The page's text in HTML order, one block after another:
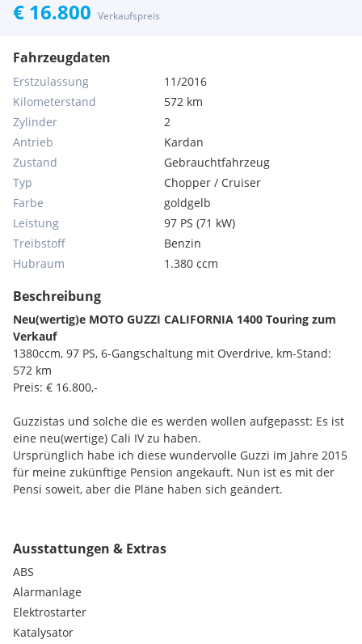
€ 16.800 Verkaufspreis
Fahrzeugdaten
Erstzulassung
11/2016
Kilometerstand
572 km
Zylinder
2
Antrieb
Kardan
Zustand
Gebrauchtfahrzeug
Typ
Chopper / Cruiser
Farbe
goldgelb
Leistung
97 PS (71 kW)
Treibstoff
Benzin
Hubraum
1.380 ccm
Beschreibung
Neu(wertig)e MOTO GUZZI CALIFORNIA 1400 Touring zum
Verkauf
1380ccm, 97 PS, 6-Gangschaltung mit Overdrive, km-Stand:
572 km
Preis: € 16.800,-
Guzzistas und solche die es werden wollen aufgepasst: Es ist
eine neu(wertige) Cali IV zu haben.
Ursprünglich habe ich diese wundervolle Guzzi im Jahre 2015
für meine zukünftige Pension angekauft. Nun ist es mit der
Pensi soweit, aber die Pläne haben sich geändert.
Sonderlackierung mit Blattgold verpasst bekommen und ist
somit einzigartig. Der Wert wurde mir mit € 5.000,- mitgeteilt,
aber irgendeine Lackierung muss sie ja haben, - zählt daher
nicht.
Zusätzlich habe ich das Top-Case mit Rückenlehne
Ausstattungen & Extras
ABS
Alarmanlage
Elektrostarter
Katalysator